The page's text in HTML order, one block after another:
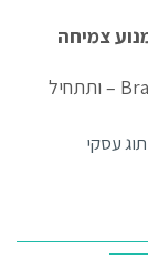
צמיחה
קבע פגישת היכרות עם אדי כהן, מייסד Brandwiz – ותתחיל
עסקי